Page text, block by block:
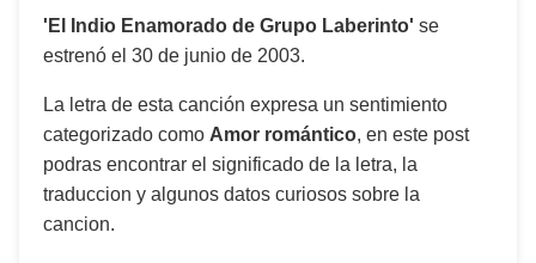
'El Indio Enamorado de Grupo Laberinto' se
estrenó el 30 de junio de 2003.
La letra de esta canción expresa un sentimiento
categorizado como Amor romántico, en este post
podras encontrar el significado de la letra, la
traduccion y algunos datos curiosos sobre la
cancion.